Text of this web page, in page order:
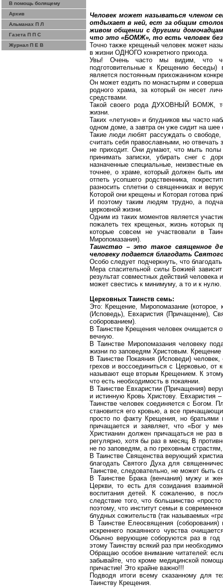
В помощь болящему
Архив
Альманах П Л
Газета П П С
Журнал П Е В
Человек может называться членом
отдыхает в ней, ест за общим
живом общении с другими
что это «БОМЖ», то есть человек
Точно также крещеный человек может
в жизни ОДНОГО конкретного прихода.
Увы! Очень часто мы видим, что
подготовительные к Крещению
является постоянным прихожанином
Он может ездить по монастырям и
родного храма, за который он несет
средствами.
Такой своего рода ДУХОВНЫЙ БОМЖ, то
жизни.
Таких «летунов» и блудников мы часто
одном доме, а завтра он уже сидит на
Такие люди любят рассуждать о
считать себя православными, но
не приходит. Они думают, что мыть полы
принимать записки, убирать снег с
назначенные специальные,
точнее, о храме, который должен быть
отпеть усопшего родственника,
разносить сплетни о священниках и
Которой они крещены и Которая готова
И поэтому таким людям трудно, а
церковной жизни.
Одним из таких моментов является
пожалеть тех крещеных, жизнь которых
которые совсем не участвовали в
Миропомазания).
Таинство – это такое священное
человеку подается благодать
Особо следует подчеркнуть, что
Мера спасительной силы Божией
результат совместных действий
может свестись к минимуму, а то и к нулю.
Церковных Таинств семь:
Это: Крещение, Миропомазание
(Исповедь), Евхаристия (Причащение),
соборованием).
В Таинстве Крещения человек очищается
вечную.
В Таинстве Миропомазания человеку
жизни по заповедям Христовым.
В Таинстве Покаяния (Исповеди)
грехов и воссоединиться с Церковью, от
называют еще вторым Крещением. К этому
что есть необходимость в покаянии.
В Таинстве Евхаристии (Причащения)
и истинную Кровь Христову. Евхаристия
Таинстве человек соединяется с Богом.
становится его кровью, а все
просто по факту Крещения, но братьями
причащается и заявляет, что «Бог у
Христианин должен причащаться не раз
регулярно, хотя бы раз в месяц. В
не по заповедям, а по греховным
В Таинстве Священства верующий
благодать Святого Духа для
Таинстве, следовательно, не может быть
В Таинстве Брака (венчания) мужу и
Церкви, то есть для созидания
воспитания детей. К сожалению, в
следствие того, что большинство
поэтому, что институт семьи в
блудных сожительств (так называемых
В Таинстве Елеосвящения
искреннего покаянного чувства
Обычно верующие соборуются раз в год
этому Таинству всякий раз при
Обращаю особое внимание читателей:
забывайте, что кроме медицинской
причастие! Это крайне важно!!!
Подводя итоги всему сказанному для
Таинству Крещения.